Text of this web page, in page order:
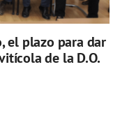
el plazo para dar
de la D.O.